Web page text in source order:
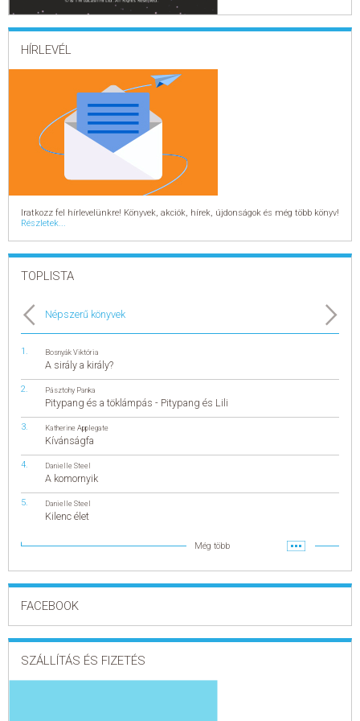
HÍRLEVÉL
Iratkozz fel hírlevelünkre! Könyvek, akciók, hírek, újdonságok és még több könyv!
Részletek...
TOPLISTA
Népszerű könyvek
Bosnyák Viktória
A sirály a király?
Pásztohy Panka
Pitypang és a töklámpás - Pitypang és Lili
Katherine Applegate
Kívánságfa
Danielle Steel
A komornyik
Danielle Steel
Kilenc élet
Még több
FACEBOOK
SZÁLLÍTÁS ÉS FIZETÉS
ÁLTALÁNOS SZERZŐDÉSI FELTÉTELEK
ADATKEZELÉSI ÉS ADATVÉDELMI SZABÁLYZAT